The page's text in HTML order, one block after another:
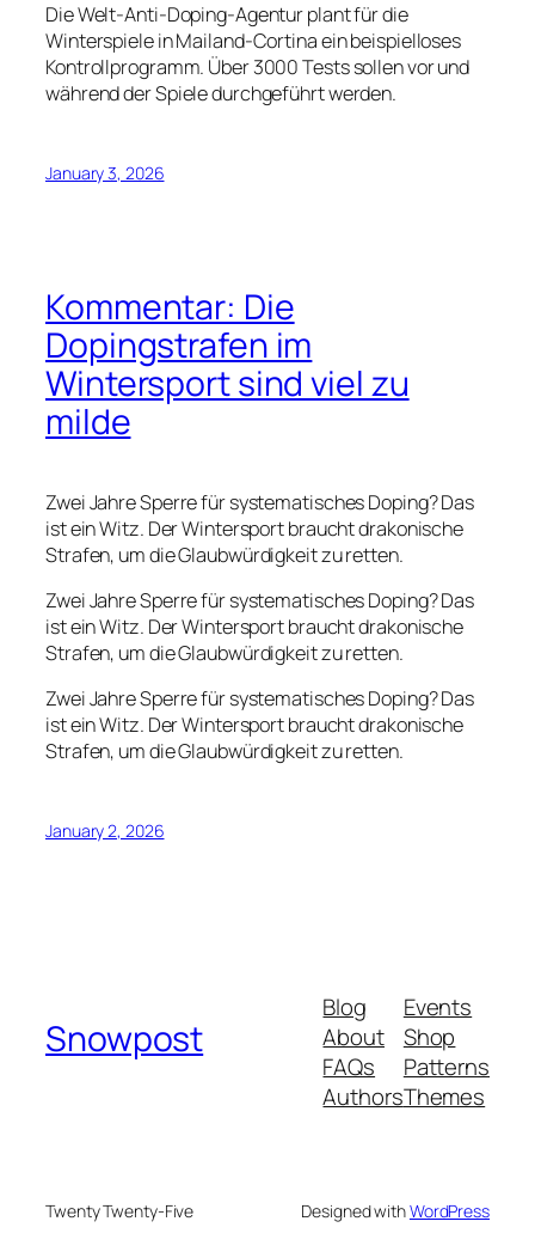
Die Welt-Anti-Doping-Agentur plant für die
Winterspiele in Mailand-Cortina ein beispielloses
Kontrollprogramm. Über 3000 Tests sollen vor und
während der Spiele durchgeführt werden.
January 3, 2026
Kommentar: Die
Dopingstrafen im
Wintersport sind viel zu
milde
Zwei Jahre Sperre für systematisches Doping? Das
ist ein Witz. Der Wintersport braucht drakonische
Strafen, um die Glaubwürdigkeit zu retten.
Zwei Jahre Sperre für systematisches Doping? Das
ist ein Witz. Der Wintersport braucht drakonische
Strafen, um die Glaubwürdigkeit zu retten.
Zwei Jahre Sperre für systematisches Doping? Das
ist ein Witz. Der Wintersport braucht drakonische
Strafen, um die Glaubwürdigkeit zu retten.
January 2, 2026
Snowpost
Blog
About
FAQs
Authors
Events
Shop
Patterns
Themes
Twenty Twenty-Five Designed withWordPress